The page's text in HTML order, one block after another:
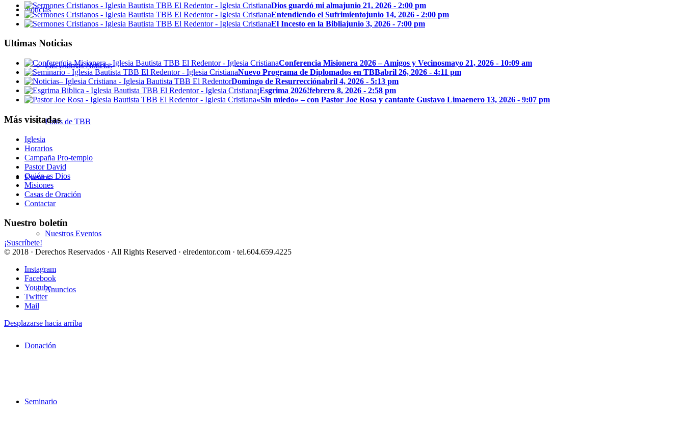
Noticias
Las Últimas Noticias
Fotos de TBB
Eventos
Nuestros Eventos
Anuncios
Donación
Seminario
Dios guardó mi almajunio 21, 2026 - 2:00 pm
Entendiendo el Sufrimientojunio 14, 2026 - 2:00 pm
El Incesto en la Bibliajunio 3, 2026 - 7:00 pm
Ultimas Noticias
Conferencia Misionera 2026 – Amigos y Vecinosmayo 21, 2026 - 10:09 am
Nuevo Programa de Diplomados en TBBabril 26, 2026 - 4:11 pm
Domingo de Resurrecciónabril 4, 2026 - 5:13 pm
¡Esgrima 2026!febrero 8, 2026 - 2:58 pm
«Sin miedo» – con Pastor Joe Rosa y cantante Gustavo Limaenero 13, 2026 - 9:07 pm
Más visitadas
Iglesia
Horarios
Campaña Pro-templo
Pastor David
Quién es Dios
Misiones
Casas de Oración
Contactar
Nuestro boletín
¡Suscríbete!
© 2018 · Derechos Reservados · All Rights Reserved · elredentor.com · tel.604.659.4225
Instagram
Facebook
Youtube
Twitter
Mail
Desplazarse hacia arriba